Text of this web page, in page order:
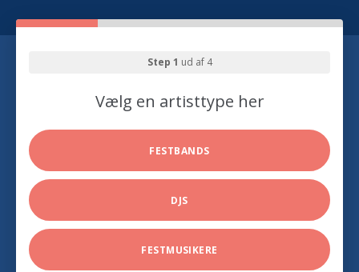
Step 1 ud af 4
Vælg en artisttype her
FESTBANDS
DJS
FESTMUSIKERE